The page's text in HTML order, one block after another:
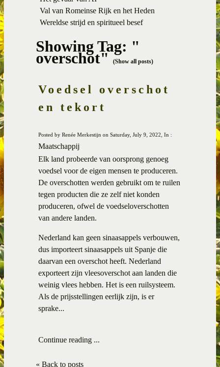
Val van Romeinse Rijk en het Heden
Wereldse strijd en spiritueel besef
Showing Tag: "
overschot"(Show all posts)
Voedsel overschot
en tekort
Posted by Renée Merkestijn on Saturday, July 9, 2022, In :
Maatschappij
Elk land probeerde van oorsprong genoeg
voedsel voor de eigen mensen te produceren.
De overschotten werden gebruikt om te ruilen
tegen producten die ze zelf niet konden
produceren, ofwel de voedseloverschotten
van andere landen.
Nederland kan geen sinaasappels verbouwen,
dus importeert sinaasappels uit Spanje die
daarvan een overschot heeft. Nederland
exporteert zijn vleesoverschot aan landen die
weinig vlees hebben. Het is een ruilsysteem.
Als de prijsstellingen eerlijk zijn, is er
sprake...
Continue reading ...
« Back to posts